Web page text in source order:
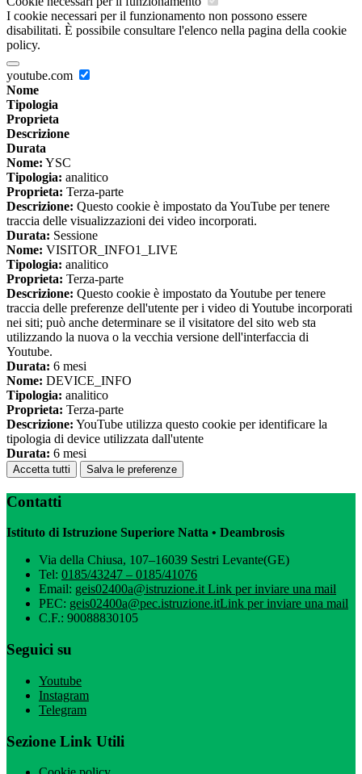
I cookie necessari per il funzionamento non possono essere
disabilitati. È possibile consultare l'elenco nella pagina della cookie
policy.
youtube.com
Nome
Tipologia
Proprieta
Descrizione
Durata
Nome: YSC
Tipologia: analitico
Proprieta: Terza-parte
Descrizione: Questo cookie è impostato da YouTube per tenere
traccia delle visualizzazioni dei video incorporati.
Durata: Sessione
Nome: VISITOR_INFO1_LIVE
Tipologia: analitico
Proprieta: Terza-parte
Descrizione: Questo cookie è impostato da Youtube per tenere
traccia delle preferenze dell'utente per i video di Youtube incorporati
nei siti; può anche determinare se il visitatore del sito web sta
utilizzando la nuova o la vecchia versione dell'interfaccia di
Youtube.
Durata: 6 mesi
Nome: DEVICE_INFO
Tipologia: analitico
Proprieta: Terza-parte
Descrizione: YouTube utilizza questo cookie per identificare la
tipologia di device utilizzata dall'utente
Durata: 6 mesi
Accetta tutti Salva le preferenze
Contatti
Istituto di Istruzione Superiore Natta • Deambrosis
Via della Chiusa, 107–16039 Sestri Levante(GE)
Tel: 0185/43247 – 0185/41076
Email: geis02400a@istruzione.itLink per inviare una mail
PEC: geis02400a@pec.istruzione.itLink per inviare una mail
C.F.: 90088830105
Seguici su
Youtube
Instagram
Telegram
Sezione Link Utili